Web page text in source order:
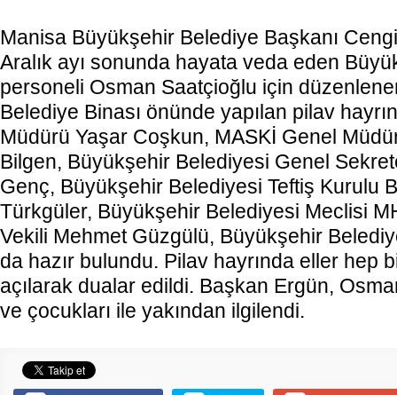
Manisa Büyükşehir Belediye Başkanı
Aralık ayı sonunda hayata veda eden
personeli Osman Saatçioğlu için
Belediye Binası önünde yapılan pilav
Müdürü Yaşar Coşkun, MASKİ Genel Müdür
Bilgen, Büyükşehir Belediyesi Genel
Genç, Büyükşehir Belediyesi Teftiş Kurulu
Türkgüler, Büyükşehir Belediyesi Meclisi
Vekili Mehmet Güzgülü, Büyükşehir
da hazır bulundu. Pilav hayrında eller hep
açılarak dualar edildi. Başkan Ergün,
ve çocukları ile yakından ilgilendi.